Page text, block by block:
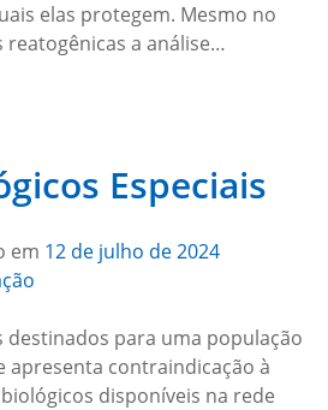
elas protegem. Mesmo no
reatogênicas a análise…
Especiais
em 12 de julho de 2024
destinados para uma população
apresenta contraindicação à
disponíveis na rede